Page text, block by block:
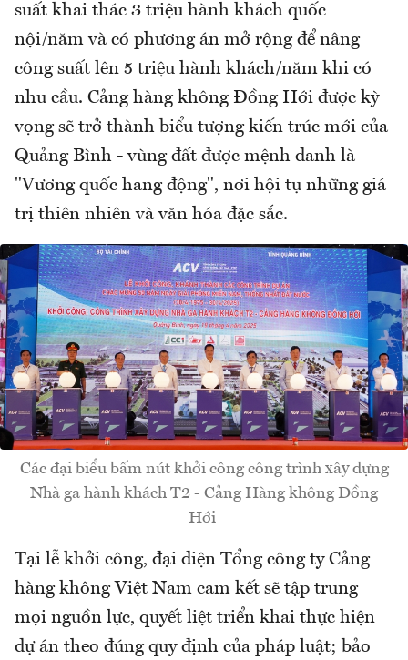
suất khai thác 3 triệu hành khách quốc
nội/năm và có phương án mở rộng để nâng
công suất lên 5 triệu hành khách/năm khi có
nhu cầu. Cảng hàng không Đồng Hới được kỳ
vọng sẽ trở thành biểu tượng kiến trúc mới của
Quảng Bình - vùng đất được mệnh danh là
"Vương quốc hang động", nơi hội tụ những giá
trị thiên nhiên và văn hóa đặc sắc.
Các đại biểu bấm nút khởi công công trình xây dựng
Nhà ga hành khách T2 - Cảng Hàng không Đồng
Hới
Tại lễ khởi công, đại diện Tổng công ty Cảng
hàng không Việt Nam cam kết sẽ tập trung
mọi nguồn lực, quyết liệt triển khai thực hiện
dự án theo đúng quy định của pháp luật; bảo